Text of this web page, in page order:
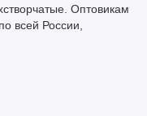
Оптовикам
всей России,